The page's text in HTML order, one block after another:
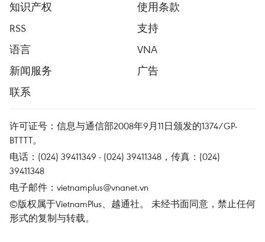
知识产权
使用条款
RSS
支持
语言
VNA
新闻服务
广告
联系
许可证号：信息与通信部2008年9月11日颁发的1374/GP-
BTTTT。
电话：(024) 39411349 - (024) 39411348，传真：(024)
39411348
电子邮件： vietnamplus@vnanet.vn
©版权属于VietnamPlus、越通社。 未经书面同意，禁止任何
形式的复制与转载。